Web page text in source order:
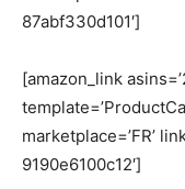
87abf330d101′]
[amazon_link
marketplace=’FR’
9190e6100c12′]